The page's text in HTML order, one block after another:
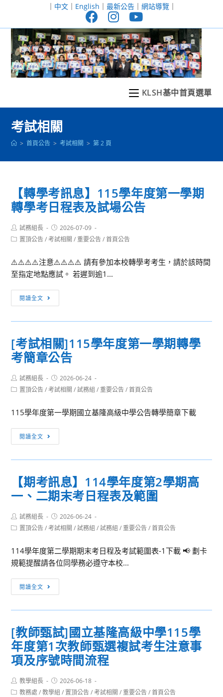
至
｜ 中文｜ English ｜ 最新公告｜ 網站導覽｜
KLSH基中首頁選單
考試相關
> 首頁公告 > 考試相關 > 第 2 頁
【轉學考訊息】115學年度第一學期
轉學考日程表及試場公告
Post
author:
試務組長
Post
published:
2026-07-09
Post置頂公告 / 考試相關 / 重要公告 / 首頁公告
⚠️⚠️⚠️⚠️注意⚠️⚠️⚠️⚠️ 請有參加本校轉學考考生，請於該時間
至指定地點應試。 若遲到逾1...
閱讀全文
學
考
息】
115
年
度
一
學
學
考
日
程
及
場
公
[考試相關]115學年度第一學期轉學
考簡章公告
Post
author:
試務組長
Post
published:
2026-06-24
Post置頂公告 / 考試相關 / 試務組 / 重要公告 / 首頁公告
115學年度第一學期國立基隆高級中學公告轉學簡章下載
閱讀全文
試
相
學
年
第
一
期
轉
學
章
公
告
【期考訊息】114學年度第2學期高
一、二期末考日程表及範圍
Post
author:
試務組長
Post
published:
2026-06-24
Post置頂公告 / 考試相關 / 試務組 / 試務組 / 重要公告 / 首頁公告
114學年度第二學期期末考日程及考試範圍表-1下載 📢 劃卡
規範提醒請各位同學務必遵守本校...
閱讀全文
考
訊
114
學
年
度
第
2
[教師甄試]國立基隆高級中學115學
年度第1次教師甄選複試考生注意事
項及序號時間流程
Post
author:
教學組長
Post
published:
2026-06-18
Post教務處 / 教學組 / 置頂公告 / 考試相關 / 重要公告 / 首頁公告